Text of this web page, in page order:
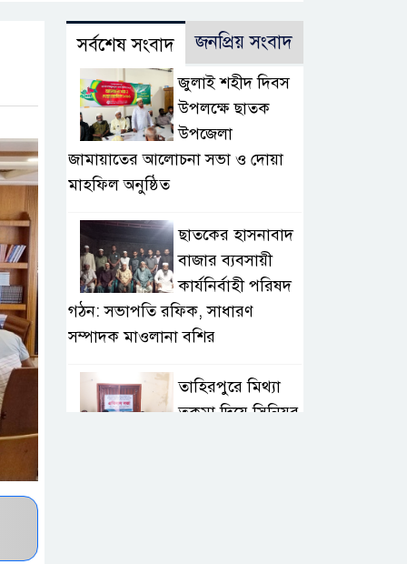
সর্বশেষ সংবাদ জনপ্রিয় সংবাদ
জুলাই শহীদ দিবস
উপলক্ষে ছাতক
উপজেলা
জামায়াতের আলোচনা সভা ও দোয়া
মাহফিল অনুষ্ঠিত
ছাতকের হাসনাবাদ
বাজার ব্যবসায়ী
কার্যনির্বাহী পরিষদ
গঠন: সভাপতি রফিক, সাধারণ
সম্পাদক মাওলানা বশির
তাহিরপুরে মিথ্যা
তকমা দিয়ে সিনিয়র